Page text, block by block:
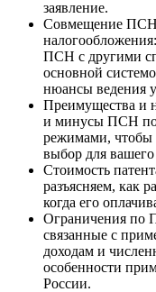
заявление.
Совмещение
ПСН с другими
основной
нюансы ведения
Преимущества и
и минусы ПСН по
режимами, чтобы
выбор для вашего
Стоимость
разъясняем, как
когда его
Ограничения по
связанные с
доходам и
особенности
России.